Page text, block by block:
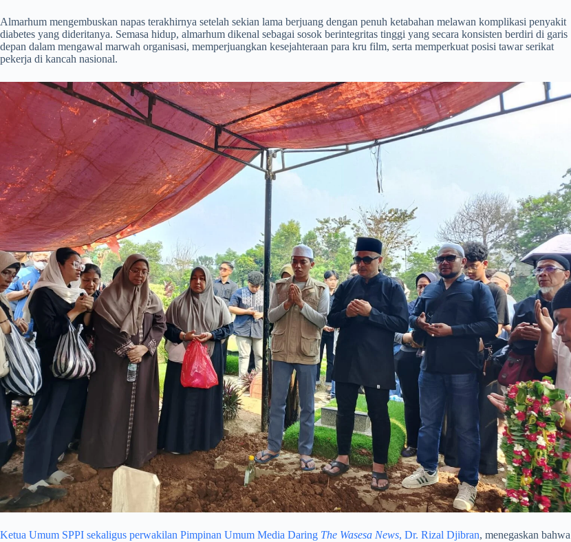
​Almarhum mengembuskan napas terakhirnya setelah sekian lama berjuang dengan penuh ketabahan melawan komplikasi penyakit
diabetes yang dideritanya. Semasa hidup, almarhum dikenal sebagai sosok berintegritas tinggi yang secara konsisten berdiri di garis
depan dalam mengawal marwah organisasi, memperjuangkan kesejahteraan para kru film, serta memperkuat posisi tawar serikat
pekerja di kancah nasional.
Ketua Umum SPPI sekaligus perwakilan Pimpinan Umum Media Daring The Wasesa News, Dr. Rizal Djibran, menegaskan bahwa